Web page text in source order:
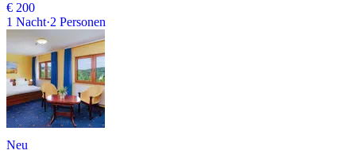
€ 200
1 Nacht·2 Personen
Neu